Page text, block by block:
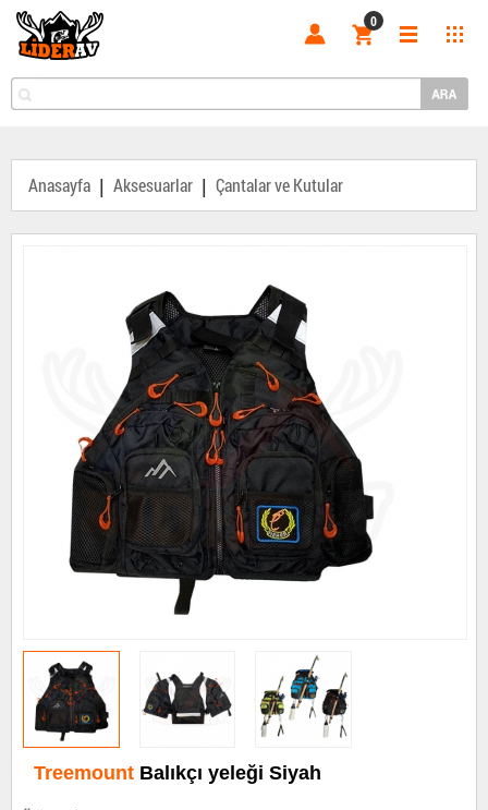
0
Anasayfa | Aksesuarlar | Çantalar ve Kutular
Treemount Balıkçı yeleği Siyah